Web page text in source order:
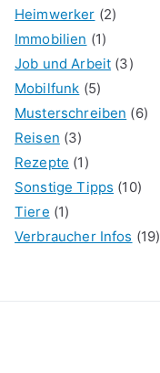
Heimwerker (2)
Immobilien (1)
Job und Arbeit (3)
Mobilfunk (5)
Musterschreiben (6)
Reisen (3)
Rezepte (1)
Sonstige Tipps (10)
Tiere (1)
Verbraucher Infos (19)